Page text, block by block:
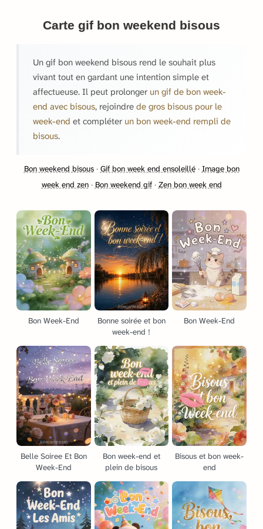
Carte gif bon weekend bisous
Un gif bon weekend bisous rend le souhait plus
vivant tout en gardant une intention simple et
affectueuse. Il peut prolonger un gif de bon week-
end avec bisous, rejoindre de gros bisous pour le
week-end et compléter un bon week-end rempli de
bisous.
Bon weekend bisous· Gif bon week end ensoleillé· Image bon
week end zen· Bon weekend gif· Zen bon week end
Bon Week-End
Bonne soirée et bon
week-end !
Bon Week-End
Belle Soiree Et Bon
Week-End
Bon week-end et
plein de bisous
Bisous et bon week-
end